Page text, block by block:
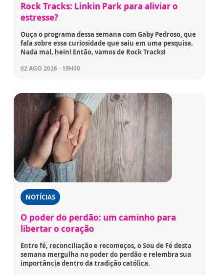
Rock Tracks: Linkin Park para aliviar o
estresse?
Ouça o programa dessa semana com Gaby Pedroso, que
fala sobre essa curiosidade que saiu em uma pesquisa.
Nada mal, hein! Então, vamos de Rock Tracks!
02 AGO 2026 - 19H00
NOTÍCIAS
O poder do perdão: um caminho para
libertar o coração
Entre fé, reconciliação e recomeços, o Sou de Fé desta
semana mergulha no poder do perdão e relembra sua
importância dentro da tradição católica.